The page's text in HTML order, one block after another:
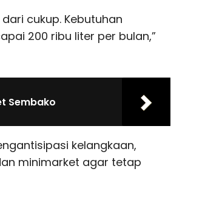
cukup. Kebutuhan
200 ribu liter per bulan,”
Sembako
kelangkaan,
minimarket agar tetap